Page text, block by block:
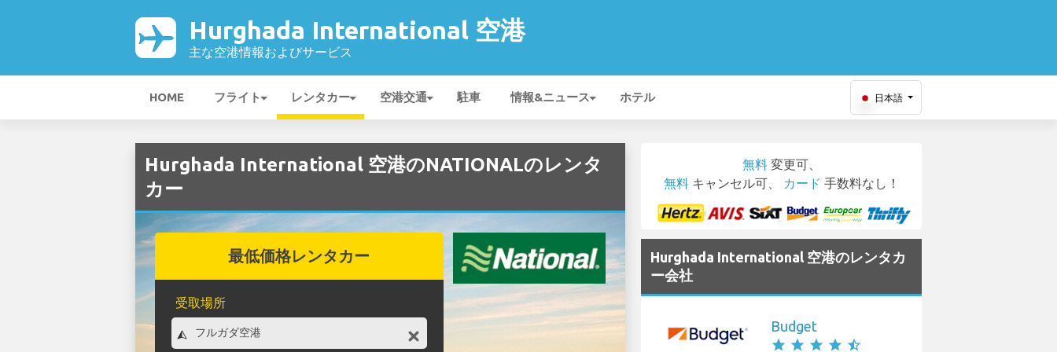
Hurghada International 空港
主な空港情報およびサービス
HOME フライト レンタカー 空港交通 駐車 情報&ニュース ホテル 日本語
Hurghada International 空港のNATIONALのレンタ
カー
最低価格レンタカー
受取場所
無料変更可、
無料キャンセル可、 カード 手数料なし！
Hurghada International 空港のレンタカ
ー会社
Budget
star star star star star_half